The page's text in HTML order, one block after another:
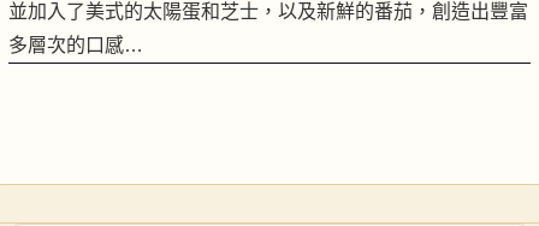
並加入了美式的太陽蛋和芝士，以及新鮮的番茄，創造出豐富
多層次的口感…